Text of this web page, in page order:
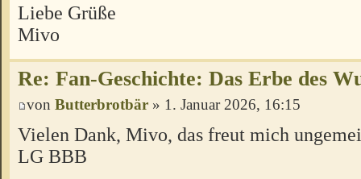
Liebe Grüße
Mivo
Re: Fan-Geschichte: Das Erbe des
von Butterbrotbär » 1. Januar 2026, 16:15
Vielen Dank, Mivo, das freut mich
LG BBB